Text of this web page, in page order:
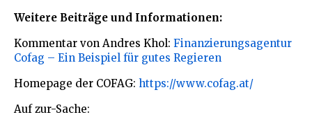
Weitere Beiträge und Informationen:
Kommentar von Andres Khol: Finanzierungsagentur
Cofag – Ein Beispiel für gutes Regieren
Homepage der COFAG: https://www.cofag.at/
Auf zur-Sache: